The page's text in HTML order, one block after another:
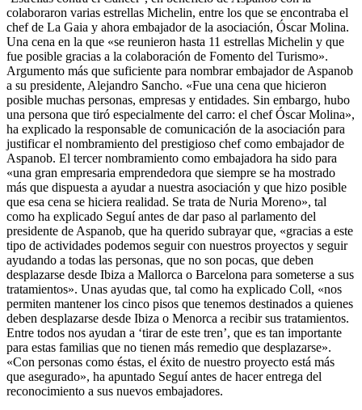
colaboraron varias estrellas Michelin, entre los que se encontraba el
chef de La Gaia y ahora embajador de la asociación, Óscar Molina.
Una cena en la que «se reunieron hasta 11 estrellas Michelin y que
fue posible gracias a la colaboración de Fomento del Turismo».
Argumento más que suficiente para nombrar embajador de Aspanob
a su presidente, Alejandro Sancho. «Fue una cena que hicieron
posible muchas personas, empresas y entidades. Sin embargo, hubo
una persona que tiró especialmente del carro: el chef Óscar Molina»,
ha explicado la responsable de comunicación de la asociación para
justificar el nombramiento del prestigioso chef como embajador de
Aspanob. El tercer nombramiento como embajadora ha sido para
«una gran empresaria emprendedora que siempre se ha mostrado
más que dispuesta a ayudar a nuestra asociación y que hizo posible
que esa cena se hiciera realidad. Se trata de Nuria Moreno», tal
como ha explicado Seguí antes de dar paso al parlamento del
presidente de Aspanob, que ha querido subrayar que, «gracias a este
tipo de actividades podemos seguir con nuestros proyectos y seguir
ayudando a todas las personas, que no son pocas, que deben
desplazarse desde Ibiza a Mallorca o Barcelona para someterse a sus
tratamientos». Unas ayudas que, tal como ha explicado Coll, «nos
permiten mantener los cinco pisos que tenemos destinados a quienes
deben desplazarse desde Ibiza o Menorca a recibir sus tratamientos.
Entre todos nos ayudan a ‘tirar de este tren’, que es tan importante
para estas familias que no tienen más remedio que desplazarse».
«Con personas como éstas, el éxito de nuestro proyecto está más
que asegurado», ha apuntado Seguí antes de hacer entrega del
reconocimiento a sus nuevos embajadores.